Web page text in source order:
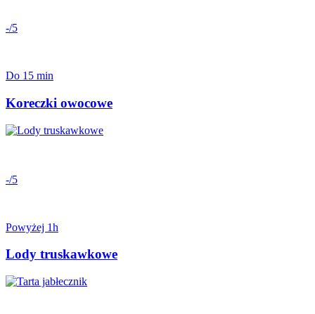
-/5
Do 15 min
Koreczki owocowe
-/5
Powyżej 1h
Lody truskawkowe